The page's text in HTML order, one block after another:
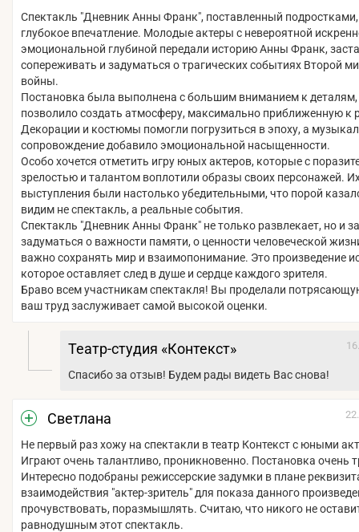
Спектакль "Дневник Анны Франк", поставленный
глубокое впечатление. Молодые актеры с невероятной
эмоциональной глубиной передали историю Анны Франк,
сопереживать и задуматься о трагических событиях Второй
войны.
Постановка была выполнена с большим вниманием к деталям,
позволило создать атмосферу, максимально приближенную к
Декорации и костюмы помогли погрузиться в эпоху, а
сопровождение добавило эмоциональной насыщенности.
Особо хочется отметить игру юных актеров, которые с
зрелостью и талантом воплотили образы своих персонажей.
выступления были настолько убедительными, что порой
видим не спектакль, а реальные события.
Спектакль "Дневник Анны Франк" не только развлекает, но и
задуматься о важности памяти, о ценности человеческой
важно сохранять мир и взаимопонимание. Это произведение
которое оставляет след в душе и сердце каждого зрителя.
Браво всем участникам спектакля! Вы проделали
ваш труд заслуживает самой высокой оценки.
Театр-студия «Контекст»
Спасибо за отзыв! Будем рады видеть Вас снова!
Светлана
Не первый раз хожу на спектакли в театр Контекст с юными
Играют очень талантливо, проникновенно. Постановка очень
Интересно подобраны режиссерские задумки в плане
взаимодействия "актер-зритель" для показа данного
прочувствовать, поразмышлять. Считаю, что никого не
равнодушным этот спектакль.